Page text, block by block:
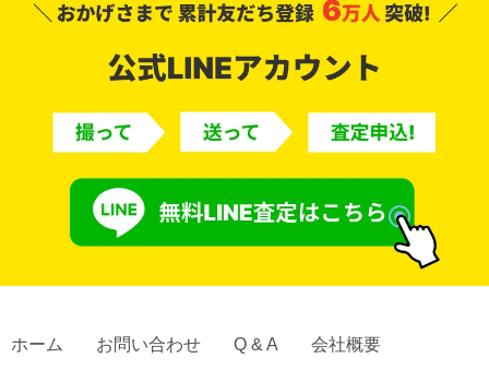
ホーム お問い合わせ Q & A 会社概要